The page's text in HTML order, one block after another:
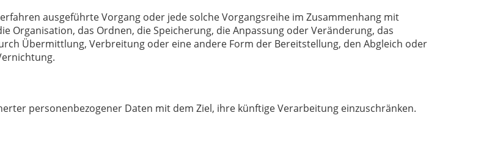
ausgeführte Vorgang oder jede solche Vorgangsreihe im Zusammenhang mit
Organisation, das Ordnen, die Speicherung, die Anpassung oder Veränderung, das
Übermittlung, Verbreitung oder eine andere Form der Bereitstellung, den Abgleich oder
personenbezogener Daten mit dem Ziel, ihre künftige Verarbeitung einzuschränken.